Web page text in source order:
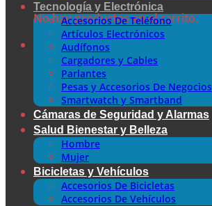
No hay productos en el carrito.
Tecnología y Electrónica
Accesorios De Teléfono
Artículos Electrónicos
Audífonos
Cargadores y Cables
Parlantes
Pesas y Accesorios De Negocios
Smartwatch y Smartband
Cámaras de Seguridad y Alarmas
Salud Bienestar y Belleza
Hombre
Mujer
Bicicletas y Vehículos
Accesorios De Bicicletas
Accesorios De Vehículos